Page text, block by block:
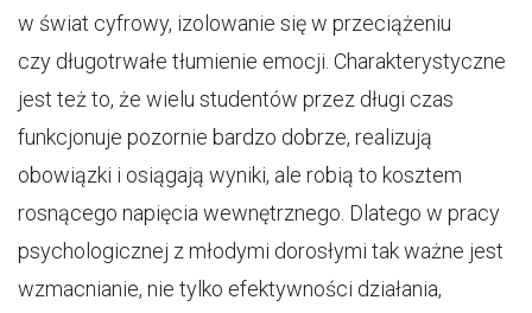
w świat cyfrowy, izolowanie się w przeciążeniu
czy długotrwałe tłumienie emocji. Charakterystyczne
jest też to, że wielu studentów przez długi czas
funkcjonuje pozornie bardzo dobrze, realizują
obowiązki i osiągają wyniki, ale robią to kosztem
rosnącego napięcia wewnętrznego. Dlatego w pracy
psychologicznej z młodymi dorosłymi tak ważne jest
wzmacnianie, nie tylko efektywności działania,